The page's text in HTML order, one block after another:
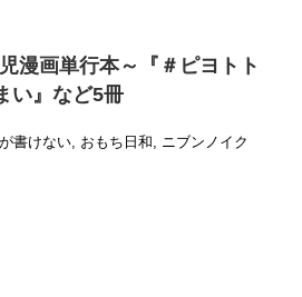
漫画単行本～『＃ピヨトト
い』など5冊
書けない, おもち日和, ニブンノイク